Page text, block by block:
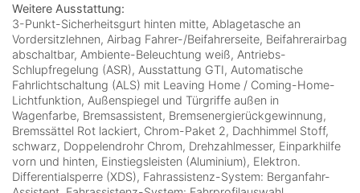
Weitere Ausstattung:
3-Punkt-Sicherheitsgurt hinten mitte, Ablagetasche an
Vordersitzlehnen, Airbag Fahrer-/Beifahrerseite, Beifahrerairbag
abschaltbar, Ambiente-Beleuchtung weiß, Antriebs-
Schlupfregelung (ASR), Ausstattung GTI, Automatische
Fahrlichtschaltung (ALS) mit Leaving Home / Coming-Home-
Lichtfunktion, Außenspiegel und Türgriffe außen in
Wagenfarbe, Bremsassistent, Bremsenergierückgewinnung,
Bremssättel Rot lackiert, Chrom-Paket 2, Dachhimmel Stoff,
schwarz, Doppelendrohr Chrom, Drehzahlmesser, Einparkhilfe
vorn und hinten, Einstiegsleisten (Aluminium), Elektron.
Differentialsperre (XDS), Fahrassistenz-System: Berganfahr-